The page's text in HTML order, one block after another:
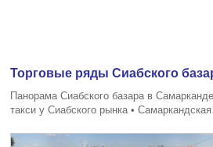
Торговые ряды Сиабского
Панорама Сиабского базара в
такси у Сиабского рынка •